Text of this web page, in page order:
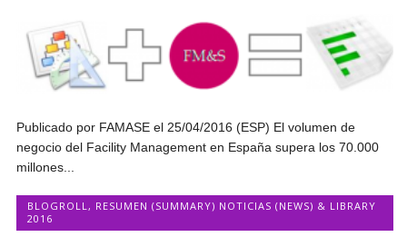
Publicado por FAMASE el 25/04/2016 (ESP) El volumen de
negocio del Facility Management en España supera los 70.000
millones...
BLOGROLL, RESUMEN (SUMMARY) NOTICIAS (NEWS) & LIBRARY
2016